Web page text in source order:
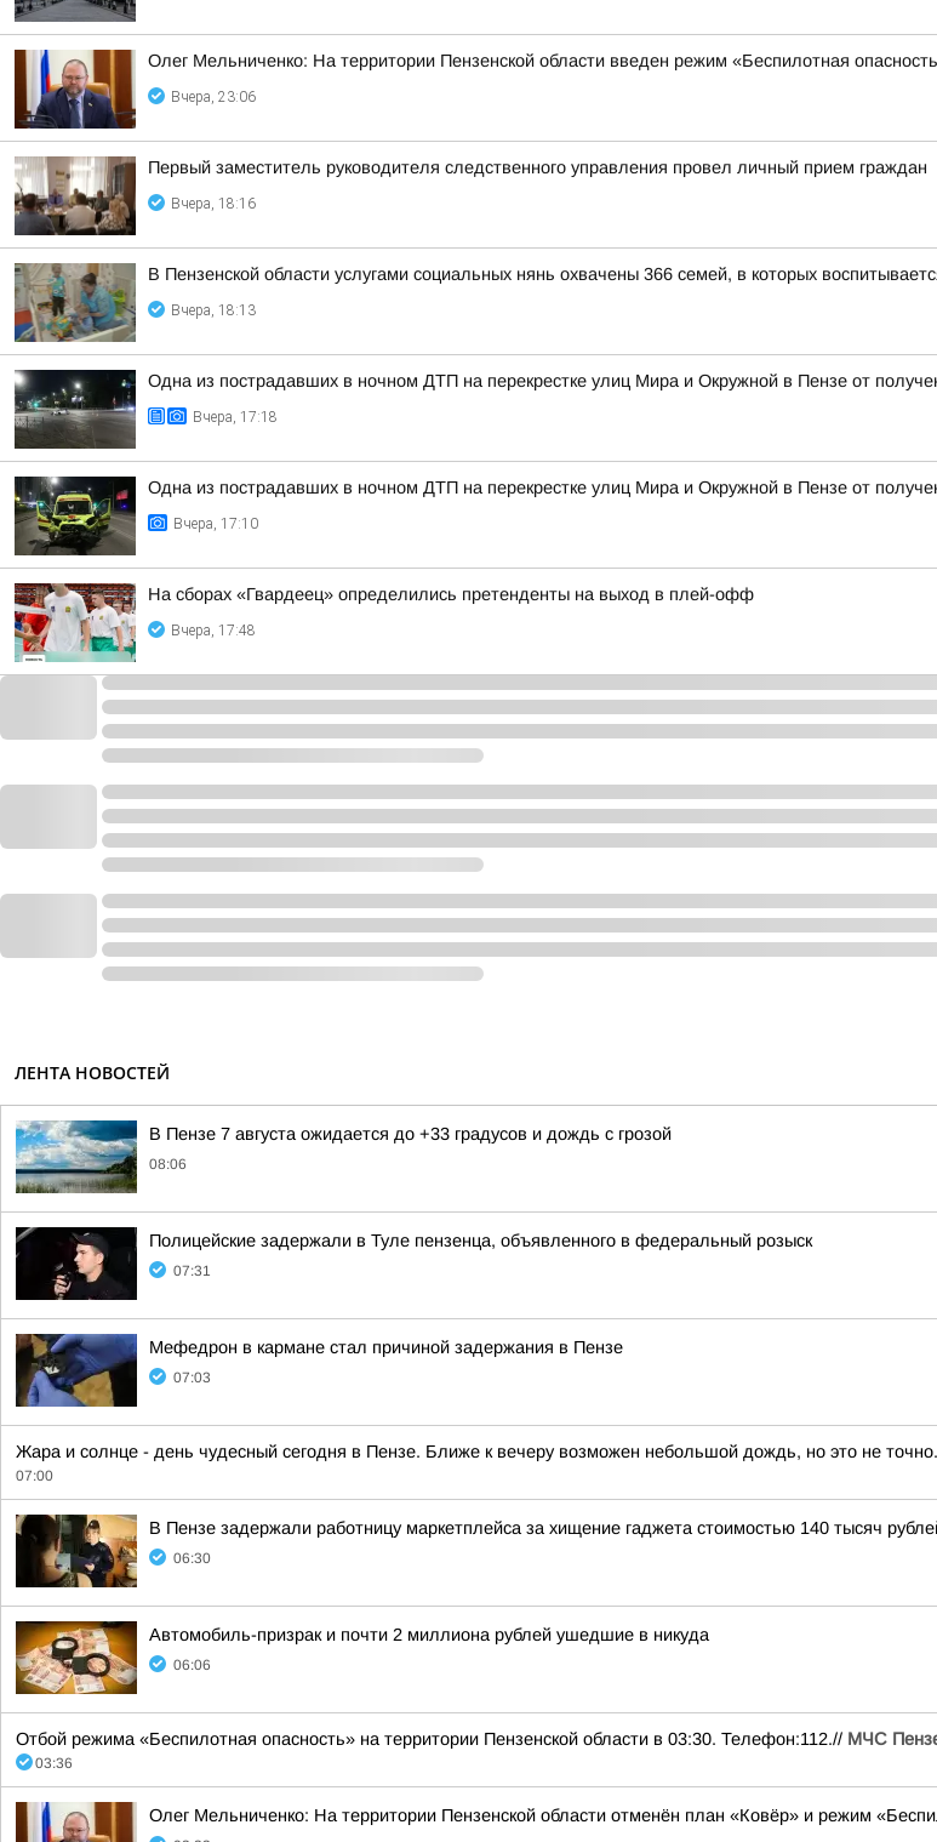
Олег Мельниченко: На территории Пензенской области введен режим «Беспилотная
Вчера, 23:06
Первый заместитель руководителя следственного управления провел личный прием граждан
Вчера, 18:16
В Пензенской области услугами социальных нянь охвачены 366 семей, в которых
Вчера, 18:13
Одна из пострадавших в ночном ДТП на перекрестке улиц Мира и Окружной в Пензе от
Вчера, 17:18
Одна из пострадавших в ночном ДТП на перекрестке улиц Мира и Окружной в Пензе от
Вчера, 17:10
На сборах «Гвардеец» определились претенденты на выход в плей-офф
Вчера, 17:48
ЛЕНТА НОВОСТЕЙ
В Пензе 7 августа ожидается до +33 градусов и дождь с грозой
08:06
Полицейские задержали в Туле пензенца, объявленного в федеральный розыск
07:31
Мефедрон в кармане стал причиной задержания в Пензе
07:03
Жара и солнце - день чудесный сегодня в Пензе. Ближе к вечеру возможен небольшой дождь, но это не
07:00
В Пензе задержали работницу маркетплейса за хищение гаджета стоимостью 140 тысяч
06:30
Автомобиль-призрак и почти 2 миллиона рублей ушедшие в никуда
06:06
Отбой режима «Беспилотная опасность» на территории Пензенской области в 03:30. Телефон:112.// МЧС
03:36
Олег Мельниченко: На территории Пензенской области отменён план «Ковёр» и режим